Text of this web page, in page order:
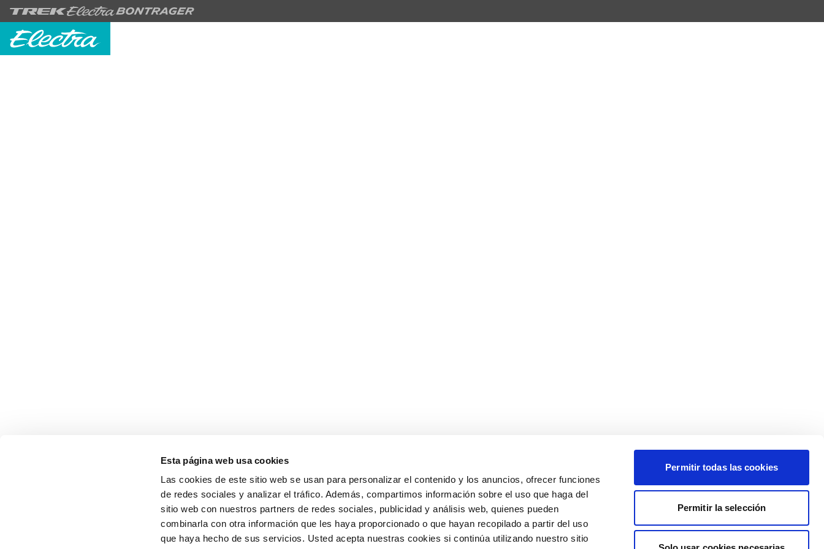
Esta página web usa cookies
Las cookies de este sitio web se usan para personalizar el contenido y los anuncios, ofrecer funciones
de redes sociales y analizar el tráfico. Además, compartimos información sobre el uso que haga del
sitio web con nuestros partners de redes sociales, publicidad y análisis web, quienes pueden
combinarla con otra información que les haya proporcionado o que hayan recopilado a partir del uso
que haya hecho de sus servicios. Usted acepta nuestras cookies si continúa utilizando nuestro sitio
Permitir todas las cookies
Permitir la selección